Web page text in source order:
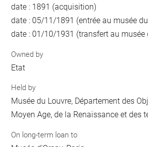
date : 1891 (acquisition)
date : 05/11/1891 (entrée au musée
date : 01/10/1931 (transfert au musée
Owned by
Etat
Held by
Musée du Louvre, Département des
Moyen Age, de la Renaissance et des
On long-term loan to